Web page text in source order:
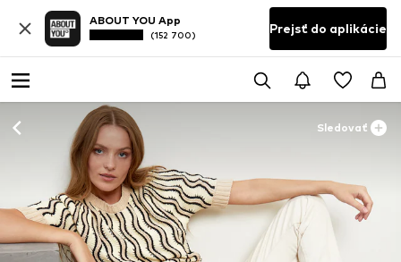
ABOUT YOU App
(152 700) Prejsť do aplikácie
Sledovať